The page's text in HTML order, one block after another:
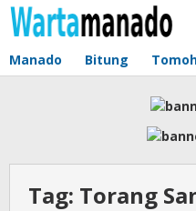
Lewati
ke
Manado Bitung
Tag: Torang